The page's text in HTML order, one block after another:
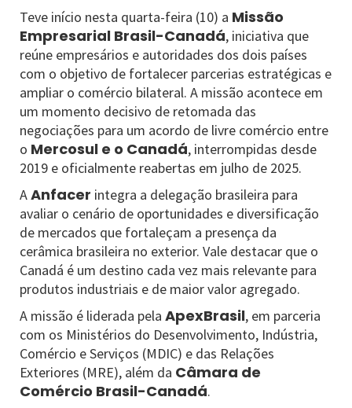
Teve início nesta quarta-feira (10) a Missão
Empresarial Brasil-Canadá, iniciativa que
reúne empresários e autoridades dos dois países
com o objetivo de fortalecer parcerias estratégicas e
ampliar o comércio bilateral. A missão acontece em
um momento decisivo de retomada das
negociações para um acordo de livre comércio entre
o Mercosul e o Canadá, interrompidas desde
2019 e oficialmente reabertas em julho de 2025.
AAnfacer integra a delegação brasileira para
avaliar o cenário de oportunidades e diversificação
de mercados que fortaleçam a presença da
cerâmica brasileira no exterior. Vale destacar que o
Canadá é um destino cada vez mais relevante para
produtos industriais e de maior valor agregado.
A missão é liderada pela ApexBrasil, em parceria
com os Ministérios do Desenvolvimento, Indústria,
Comércio e Serviços (MDIC) e das Relações
Exteriores (MRE), além da Câmara de
Comércio Brasil-Canadá.